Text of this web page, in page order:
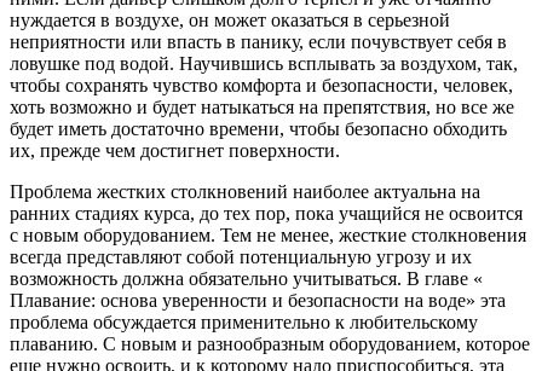
нуждается в воздухе, он может оказаться в серьезной
неприятности или впасть в панику, если почувствует себя в
ловушке под водой. Научившись всплывать за воздухом, так,
чтобы сохранять чувство комфорта и безопасности, человек,
хоть возможно и будет натыкаться на препятствия, но все же
будет иметь достаточно времени, чтобы безопасно обходить
их, прежде чем достигнет поверхности.
Проблема жестких столкновений наиболее актуальна на
ранних стадиях курса, до тех пор, пока учащийся не освоится
с новым оборудованием. Тем не менее, жесткие столкновения
всегда представляют собой потенциальную угрозу и их
возможность должна обязательно учитываться. В главе «
Плавание: основа уверенности и безопасности на воде» эта
проблема обсуждается применительно к любительскому
плаванию. С новым и разнообразным оборудованием, которое
еще нужно освоить, и к которому надо приспособиться, эта